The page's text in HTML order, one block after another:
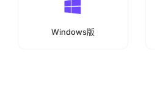
Windows版